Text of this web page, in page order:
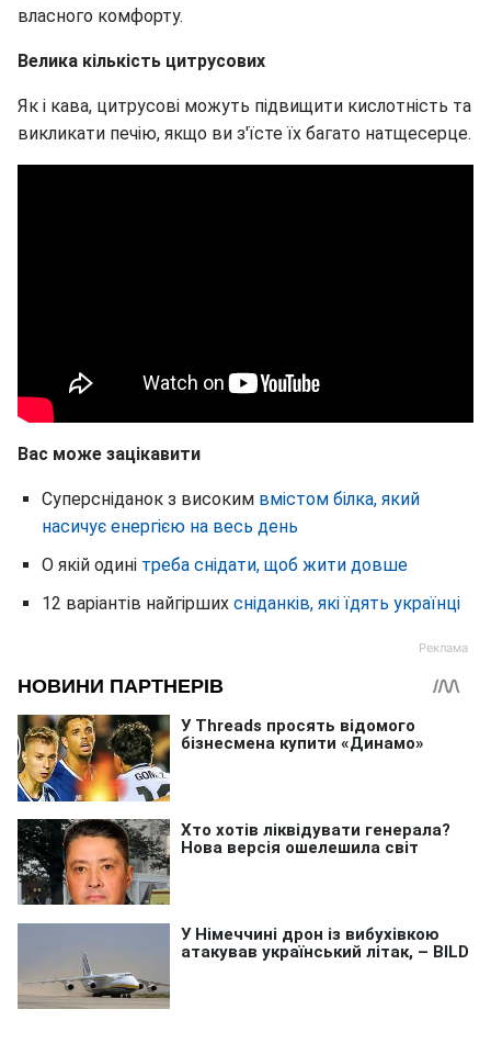
власного комфорту.
Велика кількість цитрусових
Як і кава, цитрусові можуть підвищити кислотність та
викликати печію, якщо ви з'їсте їх багато натщесерце.
Вас може зацікавити
Суперсніданок з високим вмістом білка, який
насичує енергією на весь день
О якій одині треба снідати, щоб жити довше
12 варіантів найгірших сніданків, які їдять українці